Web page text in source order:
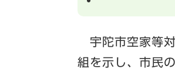
宇陀市空家等対
組を示し、市民